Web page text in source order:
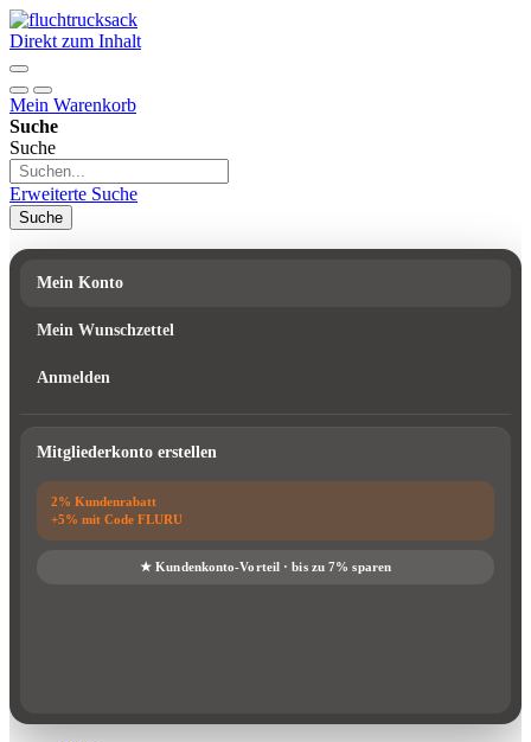
Direkt zum Inhalt
Mein Warenkorb
Suche
Suche
Erweiterte Suche
Suche
Mein Konto
Mein Wunschzettel
Anmelden
Mitgliederkonto erstellen